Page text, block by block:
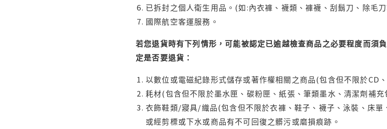
已拆封之個人衛生用品。(如:內衣褲、襪類、褲襪、刮鬍刀、除毛
國際航空客運服務。
若您退貨時有下列情形，可能被認定已逾越檢查商品之必要程度而
定是否要退貨：
以數位或電磁紀錄形式儲存或著作權相關之商品(包含但不限於CD
耗材(包含但不限於墨水匣、碳粉匣、紙張、筆類墨水、清潔劑補
衣飾鞋類/寢具/織品(包含但不限於衣褲、鞋子、襪子、泳裝、床
或經剪標或下水或商品有不可回復之髒污或磨損痕跡。